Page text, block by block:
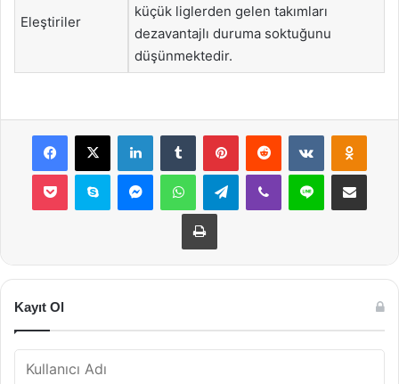
Eleştiriler
küçük liglerden gelen takımları
dezavantajlı duruma soktuğunu
düşünmektedir.
Facebook
X LinkedInTumblr PinterestReddit VKontakte
Pocket Skype MessengerWhatsAppTelegramViber Line E-Posta ile
Yazdır
Kayıt Ol